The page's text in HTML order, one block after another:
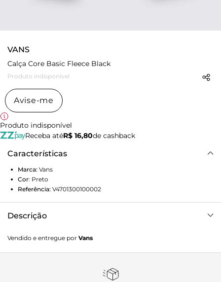
VANS
Calça Core Basic Fleece Black
Produto indisponível
Avise-me
Produto indisponível
Receba atéR$ 16,80de cashback
Características
Marca: Vans
Cor: Preto
Referência: V4701300100002
Descrição
algodão e poliéster. O modelo clássico Vans de cintura
média apresenta cós elástico com ajuste em cordão. Traz
com assinatura Vans em “Drop V” na altura da coxa
Vendido e entregue por Vans